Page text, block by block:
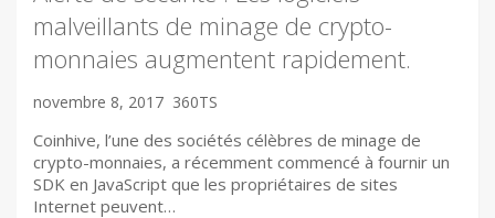
malveillants de minage de crypto-
monnaies augmentent rapidement.
novembre 8, 2017 360TS
Coinhive, l’une des sociétés célèbres de minage de
crypto-monnaies, a récemment commencé à fournir un
SDK en JavaScript que les propriétaires de sites
Internet peuvent…